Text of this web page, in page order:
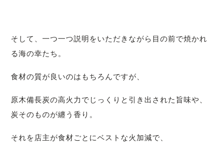
そして、一つ一つ説明をいただきながら 目の前で焼かれ
る海の幸たち。
食材の質が良いのはもちろんですが、
原木備長炭の高火力でじっくりと引き出された旨味や、
炭そのものが纏う香り。
それを店主が食材ごとにベストな火加減で、